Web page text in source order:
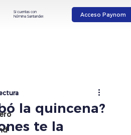
Acceso Paynom
Si cuentas con
Nómina Santander:
la quincena?
te la